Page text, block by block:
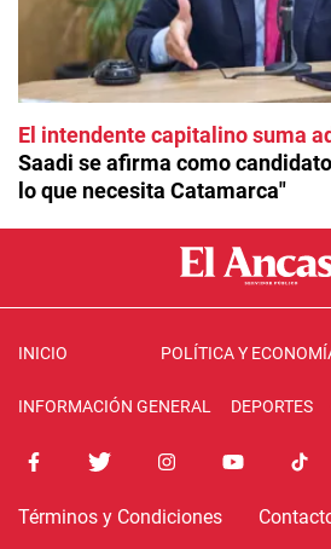
El intendente capitalino suma
Saadi se afirma como
lo que necesita Catamarca"
INICIO POLÍTICA Y
INFORMACIÓN GENERAL DEPORTES
Términos y Condiciones